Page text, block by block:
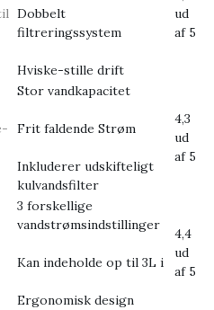
Dobbelt
filtreringssystem
Hviske-stille drift
ud
af 5
Stor vandkapacitet
Frit faldende Strøm
Inkluderer udskifteligt
kulvandsfilter
4,3
ud
af 5
3 forskellige
vandstrømsindstillinger
Kan indeholde op til 3L i
Ergonomisk design
4,4
ud
af 5